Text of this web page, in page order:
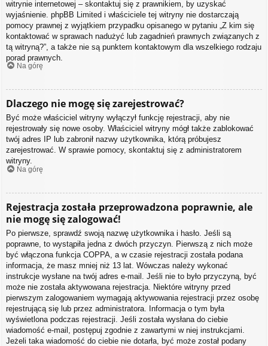
witrynie internetowej – skontaktuj się z prawnikiem, by uzyskać
wyjaśnienie. phpBB Limited i właściciele tej witryny nie dostarczają
pomocy prawnej z wyjątkiem przypadku opisanego w pytaniu „Z kim się
kontaktować w sprawach nadużyć lub zagadnień prawnych związanych z
tą witryną?”, a także nie są punktem kontaktowym dla wszelkiego rodzaju
porad prawnych.
Na górę
Dlaczego nie mogę się zarejestrować?
Być może właściciel witryny wyłączył funkcję rejestracji, aby nie
rejestrowały się nowe osoby. Właściciel witryny mógł także zablokować
twój adres IP lub zabronił nazwy użytkownika, którą próbujesz
zarejestrować. W sprawie pomocy, skontaktuj się z administratorem
witryny.
Na górę
Rejestracja została przeprowadzona poprawnie, ale
nie mogę się zalogować!
Po pierwsze, sprawdź swoją nazwę użytkownika i hasło. Jeśli są
poprawne, to wystąpiła jedna z dwóch przyczyn. Pierwszą z nich może
być włączona funkcja COPPA, a w czasie rejestracji została podana
informacja, że masz mniej niż 13 lat. Wówczas należy wykonać
instrukcje wysłane na twój adres e-mail. Jeśli nie to było przyczyną, być
może nie została aktywowana rejestracja. Niektóre witryny przed
pierwszym zalogowaniem wymagają aktywowania rejestracji przez osobę
rejestrującą się lub przez administratora. Informacja o tym była
wyświetlona podczas rejestracji. Jeśli została wysłana do ciebie
wiadomość e-mail, postępuj zgodnie z zawartymi w niej instrukcjami.
Jeżeli taka wiadomość do ciebie nie dotarła, być może został podany